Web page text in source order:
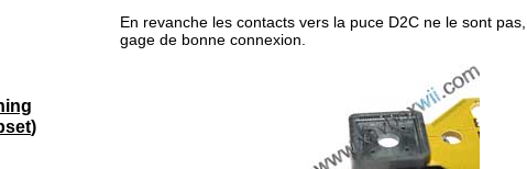
)
En revanche les contacts vers la puce D2C ne le sont
gage de bonne connexion.